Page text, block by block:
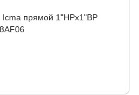
Icma прямой 1"НРх1"ВР